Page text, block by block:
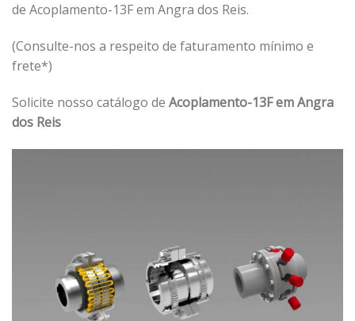
de Acoplamento-13F em Angra dos Reis.
(Consulte-nos a respeito de faturamento mínimo e
frete*)
Solicite nosso catálogo de Acoplamento-13F em Angra
dos Reis